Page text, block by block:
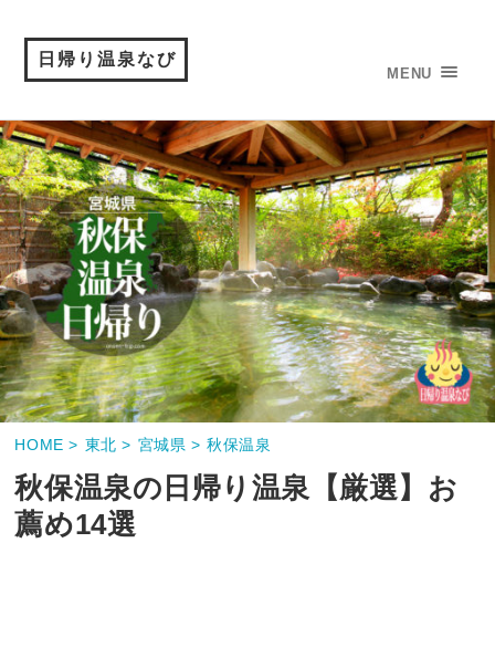
日帰り温泉なび
MENU
HOME > 東北 > 宮城県 > 秋保温泉
秋保温泉の日帰り温泉【厳選】お
薦め14選